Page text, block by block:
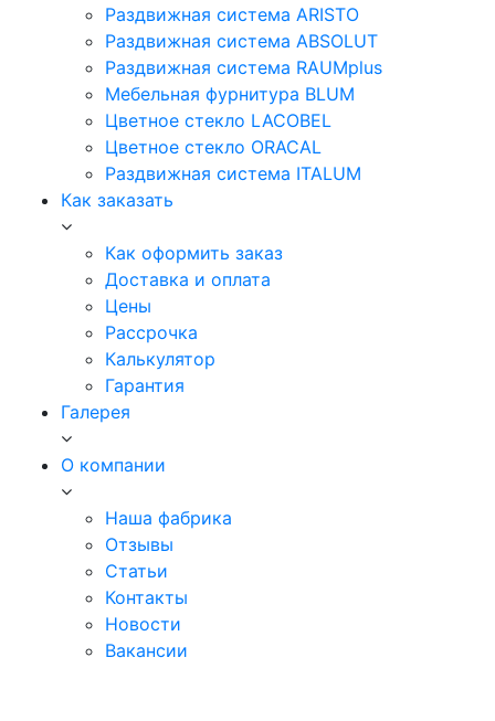
Раздвижная система ARISTO
Раздвижная система ABSOLUT
Раздвижная система RAUMplus
Мебельная фурнитура BLUM
Цветное стекло LACOBEL
Цветное стекло ORACAL
Раздвижная система ITALUM
Как заказать
Как оформить заказ
Доставка и оплата
Цены
Рассрочка
Калькулятор
Гарантия
Галерея
О компании
Наша фабрика
Отзывы
Статьи
Контакты
Новости
Вакансии